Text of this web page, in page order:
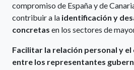
compromiso de España y de
contribuir a la identificación y
concretas en los sectores de
Facilitar la relación personal y
entre los representantes